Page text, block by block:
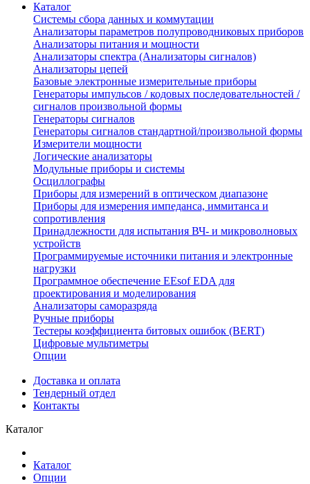
Каталог
Cистемы сбора данных и коммутации
Анализаторы параметров полупроводниковых приборов
Анализаторы питания и мощности
Анализаторы спектра (Анализаторы сигналов)
Анализаторы цепей
Базовые электронные измерительные приборы
Генераторы импульсов / кодовых последовательностей /
сигналов произвольной формы
Генераторы сигналов
Генераторы сигналов стандартной/произвольной формы
Измерители мощности
Логические анализаторы
Модульные приборы и системы
Осциллографы
Приборы для измерений в оптическом диапазоне
Приборы для измерения импеданса, иммитанса и
сопротивления
Принадлежности для испытания ВЧ- и микроволновых
устройств
Программируемые источники питания и электронные
нагрузки
Программное обеспечение EEsof EDA для
проектирования и моделирования
Анализаторы саморазряда
Ручные приборы
Тестеры коэффициента битовых ошибок (BERT)
Цифровые мультиметры
Опции
Доставка и оплата
Тендерный отдел
Контакты
Каталог
Каталог
Опции